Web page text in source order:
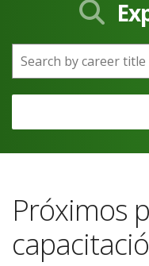
Search by career title
Próximos